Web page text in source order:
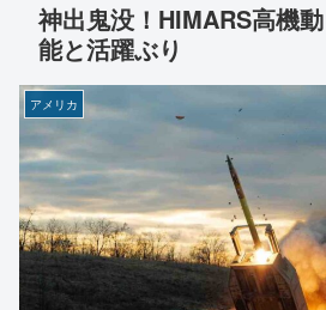
神出鬼没！HIMARS高機
能と活躍ぶり
アメリカ